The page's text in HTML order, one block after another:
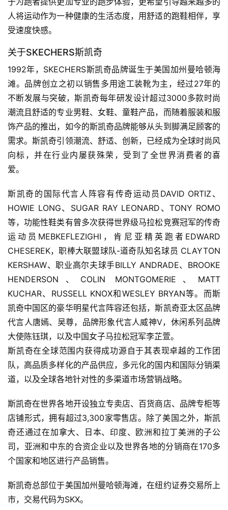
视
频
用
户
精
选
运
动
集
人将运动作为一种健康的生活态度，用舒适的跑鞋相伴，享
受速度快感。
关于SKECHERS斯凯奇
1992年，SKECHERS斯凯奇品牌诞生于美国加州曼哈顿海
滩。品牌创立之初以销售多用途工装靴为主，经过27年的
不断发展与突破，斯凯奇每年研发设计超过3000多款时尚
潮流且舒适的专业男鞋、女鞋、童鞋产品，而随着服装和服
饰产品的推出，如今的斯凯奇品牌能够从头到脚满足顾客的
需求。斯凯奇引领潮流、舒适、创新，已经成为全球时尚风
向标，并在行业内屡获殊荣，受到了全世界消费者的喜
爱。
斯凯奇的国际代言人阵容有传奇运动员DAVID ORTIZ、
HOWIE LONG、SUGAR RAY LEONARD、TONY ROMO
等，功能性鞋类有曾多次获得世界级马拉松竞赛冠军的传奇
运动员MEBKEFLEZIGHI，肯尼亚精英跑者EDWARD
CHESEREK，职棒大联盟球队-道奇队知名球员 CLAYTON
KERSHAW、职业高尔夫球手BILLY ANDRADE、BROOKE
HENDERSON、COLIN MONTGOMERIE、MATT
KUCHAR、RUSSELL KNOX和WESLEY BRYAN等。而斯
凯奇中国区的豪华明星代言阵容还包括，斯凯奇亚太区品牌
代言人唐嫣、吴尊，品牌形象代言人威神V，休闲系列品牌
大使陈钰琪，以及中国女子马拉松冠军李芷萱。
斯凯奇在全球范围内获得成功源自于其表现卓越的工作团
队，高品质多样化的产品供应，多元化的国内和国际分销渠
道，以及全球各地针对性的多渠道市场营销战略。
斯凯奇在世界各地开设独立专卖店、百货商店、品牌专柜等
店铺形式，拥有超过3,300家零售店。除了美国之外，斯凯
奇还通过在加拿大、日本、印度、欧洲和拉丁美洲的子公
司，亚洲和中东的合资企业以及世界各地的分销商在170多
个国家和地区进行产品销售。
斯凯奇总部位于美国加州曼哈顿海滩，在纽约证券交易所上
市，交易代码为SKX。